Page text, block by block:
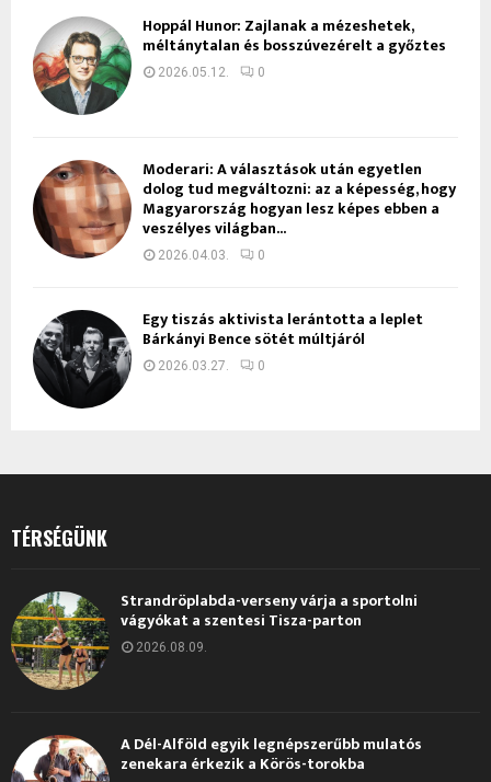
Hoppál Hunor: Zajlanak a mézeshetek,
méltánytalan és bosszúvezérelt a győztes
2026.05.12. 0
Moderari: A választások után egyetlen
dolog tud megváltozni: az a képesség, hogy
Magyarország hogyan lesz képes ebben a
veszélyes világban...
2026.04.03. 0
Egy tiszás aktivista lerántotta a leplet
Bárkányi Bence sötét múltjáról
2026.03.27. 0
TÉRSÉGÜNK
Strandröplabda-verseny várja a sportolni
vágyókat a szentesi Tisza-parton
2026.08.09.
A Dél-Alföld egyik legnépszerűbb mulatós
zenekara érkezik a Körös-torokba